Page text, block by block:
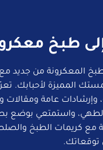
طبخ
المعكرونة من جديد
المميزة لأحبابك.
وإرشادات عامة ومقالات
الطهي، واستمتعي بوضع
مع كريمات الطبخ
توقعاتك.